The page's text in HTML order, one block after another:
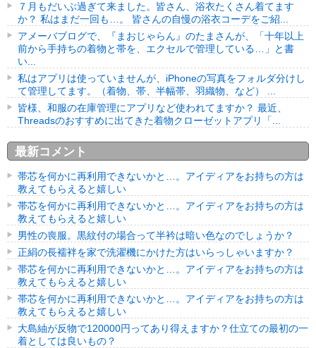
７月もだいぶ過ぎて来ました。皆さん、浴衣たくさん着てます
か？ 私はまだ一回も…。 皆さんの自慢の浴衣コーデをご紹...
アメーバブログで、『まおじゃらん』のたまさんが、「十年以上
前から手持ちの着物と帯を、エクセルで管理している…」と書
い...
私はアプリは使っていませんが、iPhoneの写真をフォルダ分けし
て管理してます。（着物、帯、半幅帯、羽織物、など） ...
皆様、和服の在庫管理にアプリなど使われてますか？ 最近、
Threadsのおすすめに出てきた着物クローゼットアプリ「...
最新コメント
帯芯を何かに再利用できないかと…。アイディアをお持ちの方は
教えてもらえると嬉しい
帯芯を何かに再利用できないかと…。アイディアをお持ちの方は
教えてもらえると嬉しい
男性の喪服。黒紋付の場合って半衿は暗い色なのでしょうか？
正絹の長襦袢を家で洗濯機にかけた方はいらっしゃいますか？
帯芯を何かに再利用できないかと…。アイディアをお持ちの方は
教えてもらえると嬉しい
帯芯を何かに再利用できないかと…。アイディアをお持ちの方は
教えてもらえると嬉しい
大島紬が反物で120000円ってあり得えますか？仕立ての最初の一
着としては良いもの？